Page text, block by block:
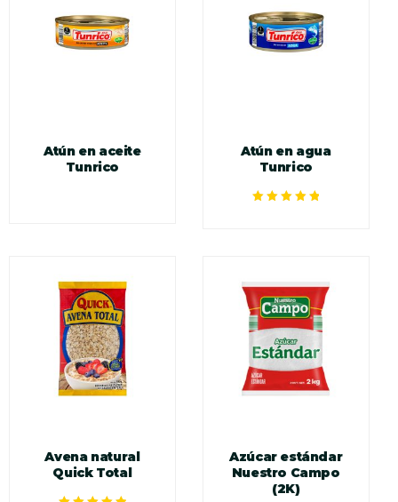
Atún en aceite
Tunrico
Atún en agua
Tunrico
Avena natural
Quick Total
Azúcar estándar
Nuestro Campo
(2K)